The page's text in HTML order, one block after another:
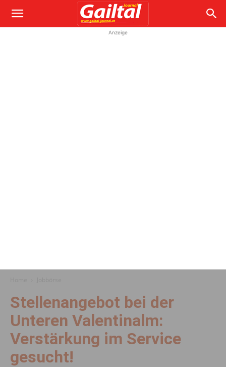
Anzeige
Stellenangebot bei der
Unteren Valentinalm:
Verstärkung im Service
gesucht!